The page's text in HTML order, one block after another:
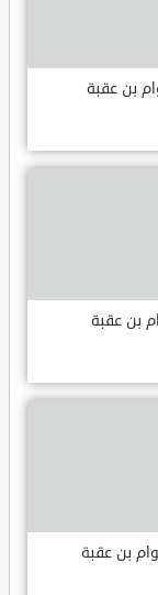
بن عقبة
بن عقبة
بن عقبة